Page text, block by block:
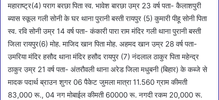
महाराष्ट्र(4) पराग बरछा पिता स्व. भावेश बारछा उम्र 23 वर्ष पता- कैलाशपुरी
ब्यास स्कूल गली सोनी के घर थाना पुरानी बस्ती रायपुर (5) कुमारी पीहू सोनी पिता
स्व. रवि सोनी उम्र 14 वर्ष पता- कंकारी पारा राम मंदिर गली थाना पुरानी बस्ती
जिला रायपुर(6) मोह. माजिद खान पिता मोह. अहमद खान उम्र 28 वर्ष पता-
उमरिया मंदिर हसौद थाना मंदिर हसौद रायपुर (7) नंदलाल ठाकुर पिता महेन्द्र
ठाकुर उम्र 21 वर्ष पता- अंतरौवली थाना अरेड जिला मधुबनी (बिहार) के कब्जे से
मादक पदार्थ ब्राउन शुगर 06 पैकेट जुमला मात्रा 11.560 ग्राम कीमती
83,000 रू., 04 नग मोबाईल कीमती 60000 रू. नगदी रकम 20,000 रू.